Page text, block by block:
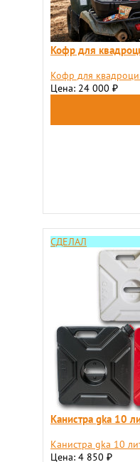
Кофр для
Кофр для
Цена: 24 000 ₽
СДЕЛАЛ
Канистра gka 10
Канистра gka 10
Цена: 4 850 ₽